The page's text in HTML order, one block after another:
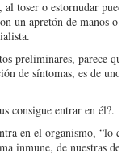
toser o estornudar
un apretón de manos o
preliminares, parece
de síntomas, es de
consigue entrar en él?.
en el organismo, “lo
inmune, de nuestras